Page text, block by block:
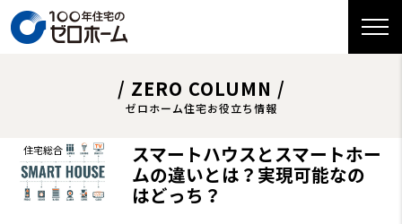
/ ZERO COLUMN /
ゼロホーム住宅お役立ち情報
住宅総合 スマートハウスとスマートホー
ムの違いとは？実現可能なの
はどっち？